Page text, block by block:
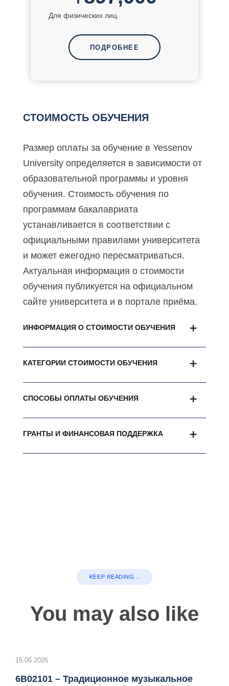
Для физических лиц
ПОДРОБНЕЕ
СТОИМОСТЬ ОБУЧЕНИЯ
Размер оплаты за обучение в Yessenov
University определяется в зависимости от
образовательной программы и уровня
обучения. Стоимость обучения по
программам бакалавриата
устанавливается в соответствии с
официальными правилами университета
и может ежегодно пересматриваться.
Актуальная информация о стоимости
обучения публикуется на официальном
сайте университета и в портале приёма.
ИНФОРМАЦИЯ О СТОИМОСТИ ОБУЧЕНИЯ
КАТЕГОРИИ СТОИМОСТИ ОБУЧЕНИЯ
СПОСОБЫ ОПЛАТЫ ОБУЧЕНИЯ
ГРАНТЫ И ФИНАНСОВАЯ ПОДДЕРЖКА
KEEP READING...
You may also like
15.06.2026
6B02101 – Традиционное музыкальное